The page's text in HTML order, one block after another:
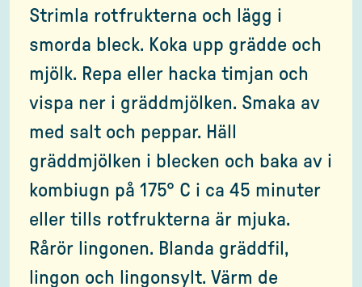
Strimla rotfrukterna och lägg i
smorda bleck. Koka upp grädde och
mjölk. Repa eller hacka timjan och
vispa ner i gräddmjölken. Smaka av
med salt och peppar. Häll
gräddmjölken i blecken och baka av i
kombiugn på 175° C i ca 45 minuter
eller tills rotfrukterna är mjuka.
Rårör lingonen. Blanda gräddfil,
lingon och lingonsylt. Värm de